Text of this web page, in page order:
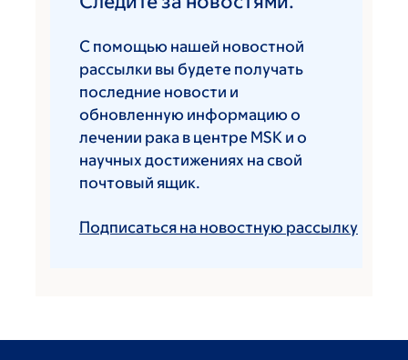
С помощью нашей новостной
рассылки вы будете получать
последние новости и
обновленную информацию о
лечении рака в центре MSK и о
научных достижениях на свой
почтовый ящик.
Подписаться на новостную рассылку